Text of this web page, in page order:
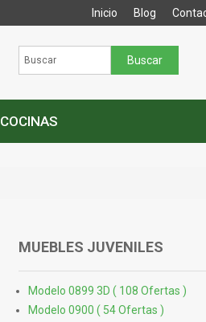
Blog
Inicio
COCINAS
MUEBLES JUVENILES
Modelo 0899 3D ( 108 Ofertas )
Modelo 0900 ( 54 Ofertas )